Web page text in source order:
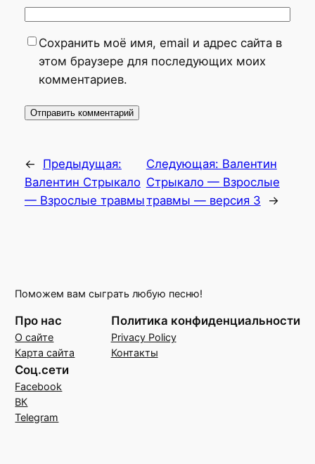
Сохранить моё имя, email и адрес сайта в
этом браузере для последующих моих
комментариев.
←
Предыдущая:
Валентин Стрыкало
— Взрослые травмы
Следующая: Валентин
Стрыкало — Взрослые
травмы — версия 3
→
Поможем вам сыграть любую песню!
Про нас
О сайте
Карта сайта
Политика конфиденциальности
Privacy Policy
Контакты
Соц.сети
Facebook
ВК
Telegram